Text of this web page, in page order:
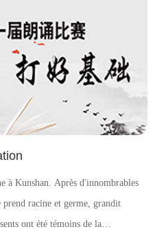
à Kunshan. Après d'innombrables
racine et germe, grandit
ont été témoins de la